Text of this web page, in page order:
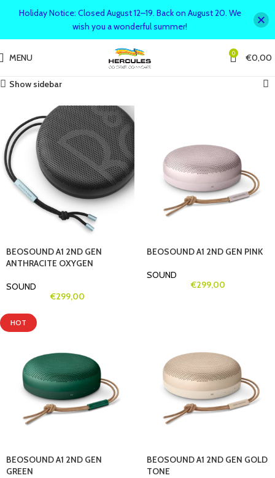
MENU 0 €0,00
Home Shop Search results for “ BEO” Page 1 Showing 1–16 of 19 results
Show sidebar
BEOSOUND A1 2ND GEN
ANTHRACITE OXYGEN
SOUND
€299,00
BEOSOUND A1 2ND GEN PINK
SOUND
€299,00
HOT
BEOSOUND A1 2ND GEN
GREEN
BEOSOUND A1 2ND GEN GOLD
TONE
Holiday Notice: Closed August 12–19. Back on August 20. We
wish you a wonderful summer!